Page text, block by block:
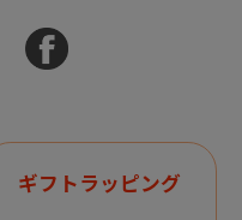
ギフトラッピング